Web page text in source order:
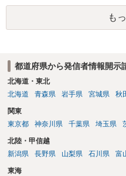
面での反論となれば、より遅延
はXのため、APのIPアドレスの
求は法律知識が不可欠ですが、
も
都道府県から発信者情報開示
北海道・東北
北海道
青森県 岩手県 宮城県 秋
関東
東京都
神奈川県 千葉県 埼玉県
北陸・甲信越
新潟県
長野県 山梨県 石川県 富
東海